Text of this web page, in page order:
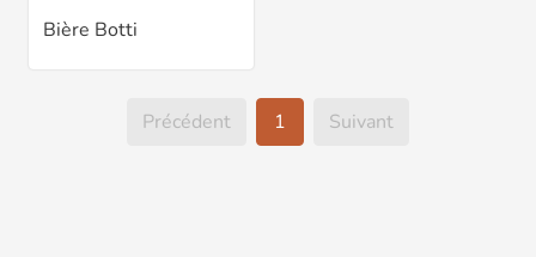
Bière Botti
Précédent 1 Suivant